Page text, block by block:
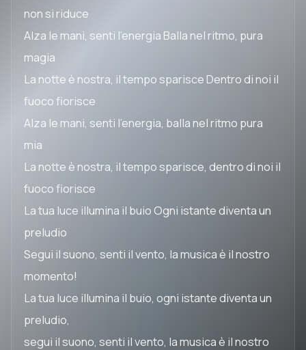
non si riduce
Alza le mani, senti l'energia Balla nel ritmo, pura
magia
La notte è nostra, il tempo sparisce Dentro di noi il
fuoco fiorisce
Alza le mani, senti l'energia, balla nel ritmo pura
mia
La notte è nostra, il tempo sparisce, dentro di noi il
fuoco fiorisce
La tua luce illumina il buio Ogni istante diventa un
preludio
Segui il suono, senti il vento, la musica è il nostro
momento!
La tua luce illumina il buio, ogni istante diventa un
preludio,
segui il suono, senti il vento, la musica è il nostro